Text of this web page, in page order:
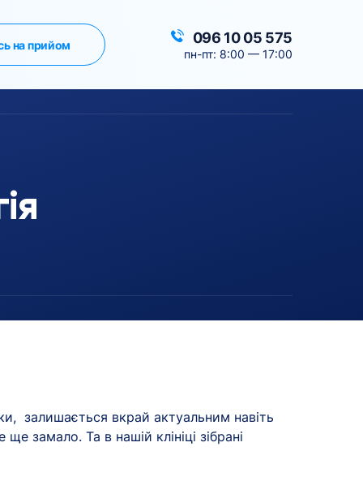
на прийом 096 10 05 575
пн-пт: 8:00 — 17:00
залишається вкрай актуальним навіть
замало. Та в нашій клініці зібрані